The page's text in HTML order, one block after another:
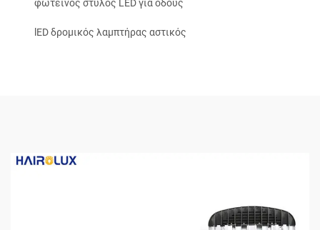
φωτεινός στύλος LED για οδούς
lED δρομικός λαμπτήρας αστικός